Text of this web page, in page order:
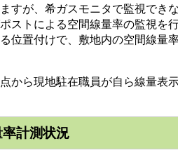
すが、希ガスモニタで監視でき
ストによる空間線量率の監視を
位置付けで、敷地内の空間線量
から現地駐在職員が自ら線量表
計測状況